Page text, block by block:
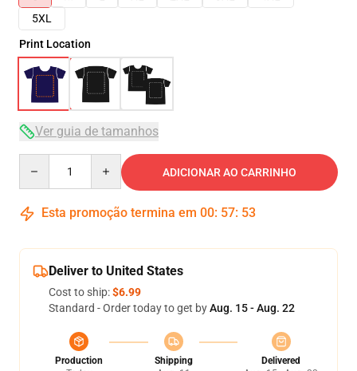
5XL
Print Location
Ver guia de tamanhos
ADICIONAR AO CARRINHO
Esta promoção termina em 00: 57: 53
Deliver to United States
Cost to ship:$6.99
Standard - Order today to get byAug. 15 - Aug. 22
Production
Shipping
Delivered